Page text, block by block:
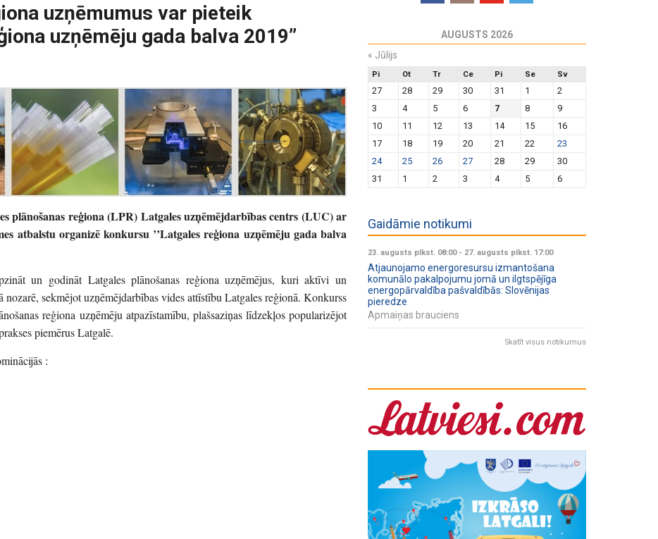
uzņēmumus var pieteik
uzņēmēju gada balva 2019’’
plānošanas reģiona (LPR) Latgales uzņēmējdarbības centrs (LUC) ar
atbalstu organizē konkursu ’’Latgales reģiona uzņēmēju gada balva
un godināt Latgales plānošanas reģiona uzņēmējus, kuri aktīvi un
nozarē, sekmējot uzņēmējdarbības vides attīstību Latgales reģionā. Konkurss
reģiona uzņēmēju atpazīstamību, plašsaziņas līdzekļos popularizējot
piemērus Latgalē.
:
AUGUSTS 2026
« Jūlijs
Pi Ot Tr Ce Pi Se Sv
27 28 29 30 31 1
2
3
4 5 6 7 8
9
10
11 12 13 14 15
16
17
18 19 20 21 22
23
24
25 26 27 28 29
30
31
1 2 3 4 5 6
Gaidāmie notikumi
23. augusts plkst. 08:00- 27. augusts plkst. 17:00
Atjaunojamo energoresursu izmantošana
komunālo pakalpojumu jomā un ilgtspējīga
energopārvaldība pašvaldībās: Slovēnijas
pieredze
Apmaiņas brauciens
Skatīt visus notikumus